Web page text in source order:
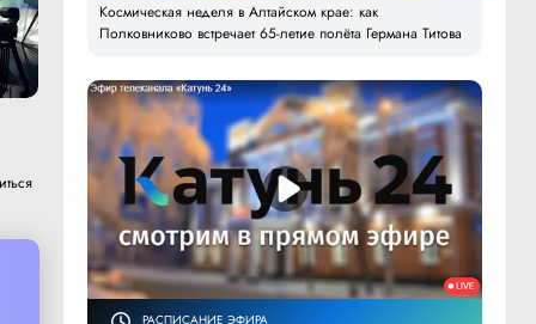
Космическая неделя в Алтайском крае: как
Полковниково встречает 65-летие полёта Германа Титова
РАСПИСАНИЕ ЭФИРА